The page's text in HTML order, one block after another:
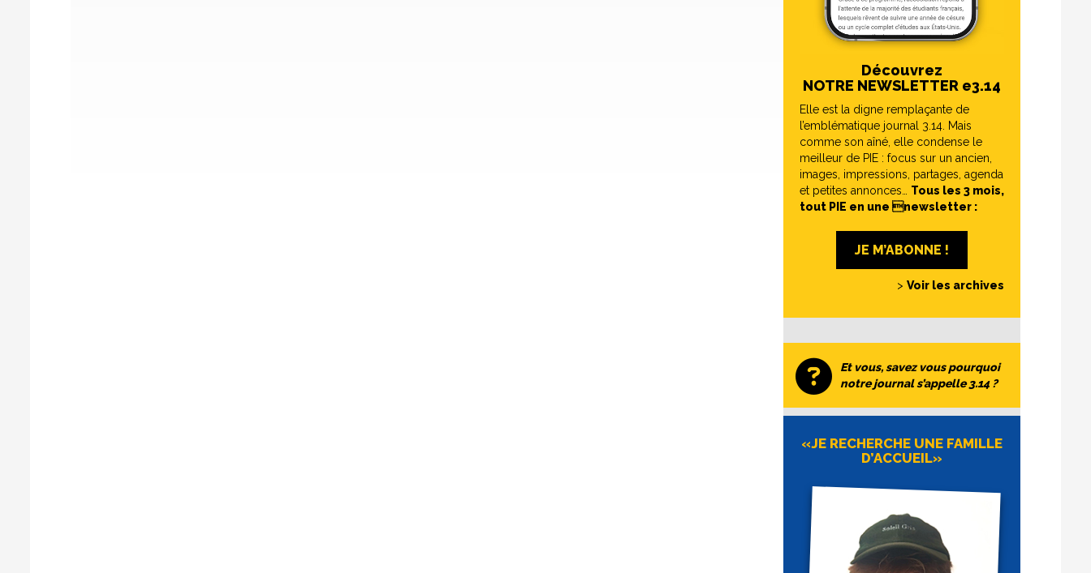
Découvrez
NOTRE NEWSLETTER e3.14
Elle est la digne remplaçante de
l’emblématique journal 3.14. Mais
comme son aîné, elle condense le
meilleur de PIE : focus sur un ancien,
images, impressions, partages, agenda
et petites annonces… Tous les 3 mois,
tout PIE en une newsletter :
JE M’ABONNE !
> Voir les archives
Et vous, savez vous pourquoi
notre journal s’appelle 3.14 ?
«JE RECHERCHE UNE FAMILLE
D’ACCUEIL»